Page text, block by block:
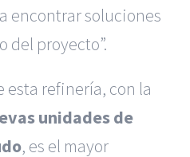
encontrar soluciones
del proyecto”.
esta refinería, con la
unidades de
, es el mayor